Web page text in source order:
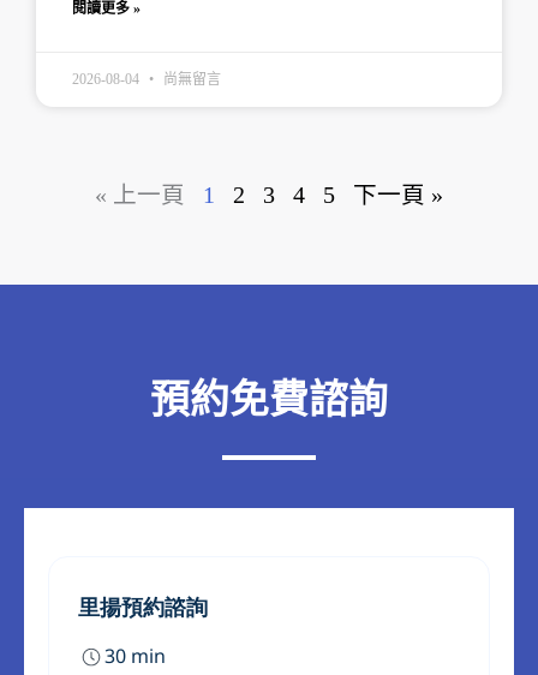
閱讀更多 »
2026-08-04 尚無留言
« 上一頁 1 2 3 4 5 下一頁 »
預約免費諮詢